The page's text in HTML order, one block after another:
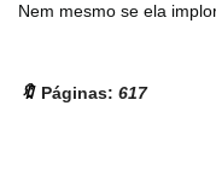
Nem mesmo se ela
🔖 Páginas: 617